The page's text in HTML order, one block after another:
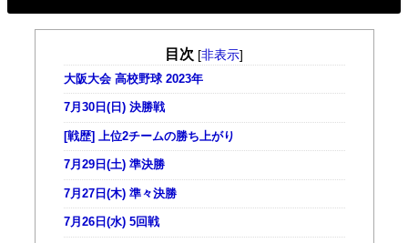
目次 [非表示]
大阪大会 高校野球 2023年
7月30日(日) 決勝戦
[戦歴] 上位2チームの勝ち上がり
7月29日(土) 準決勝
7月27日(木) 準々決勝
7月26日(水) 5回戦